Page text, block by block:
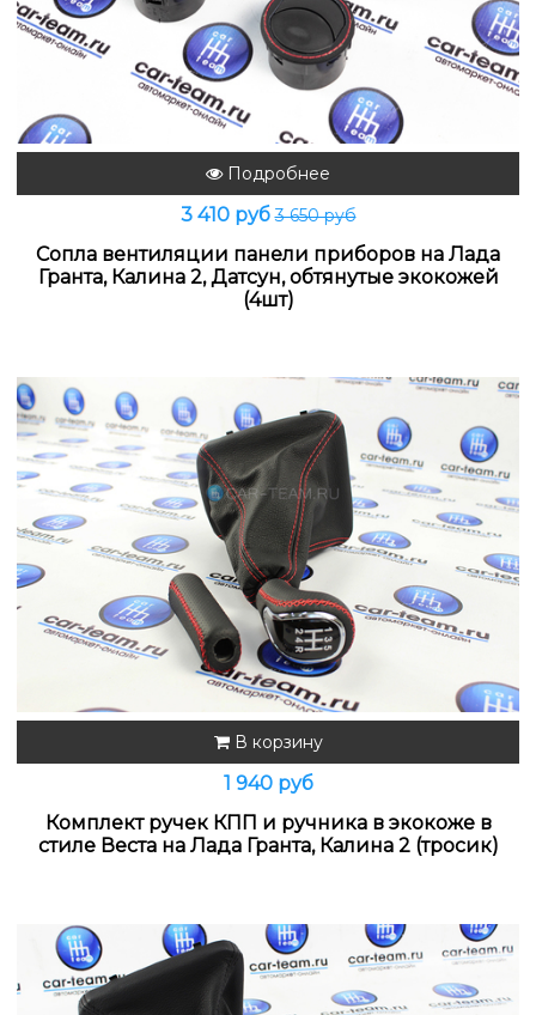
Подробнее
3 410 руб3 650 руб
Сопла вентиляции панели приборов на Лада
Гранта, Калина 2, Датсун, обтянутые экокожей
(4шт)
В корзину
1 940 руб
Комплект ручек КПП и ручника в экокоже в
стиле Веста на Лада Гранта, Калина 2 (тросик)